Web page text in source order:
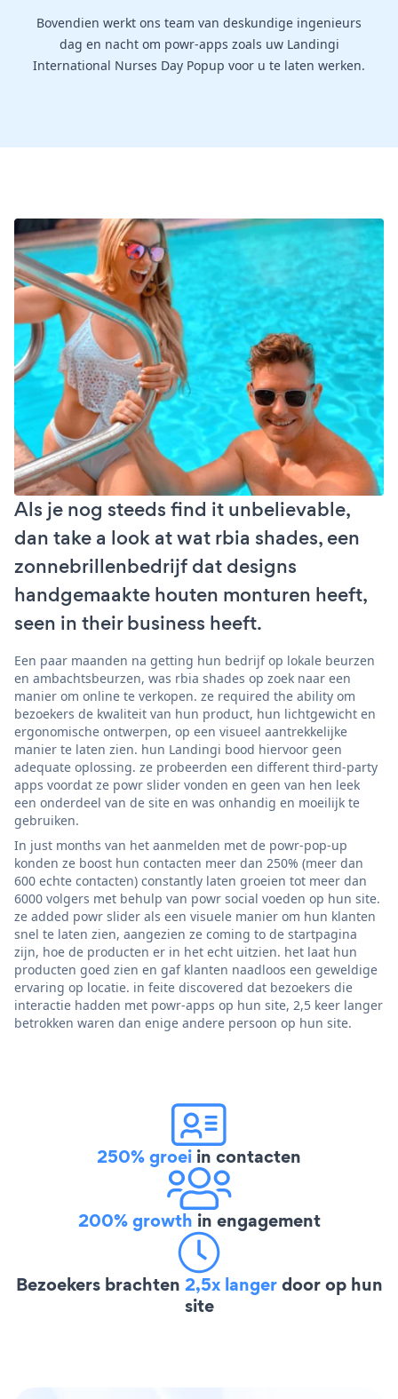
Bovendien werkt ons team van deskundige ingenieurs
dag en nacht om powr-apps zoals uw Landingi
International Nurses Day Popup voor u te laten werken.
Als je nog steeds find it unbelievable,
dan take a look at wat rbia shades, een
zonnebrillenbedrijf dat designs
handgemaakte houten monturen heeft,
seen in their business heeft.
Een paar maanden na getting hun bedrijf op lokale beurzen
en ambachtsbeurzen, was rbia shades op zoek naar een
manier om online te verkopen. ze required the ability om
bezoekers de kwaliteit van hun product, hun lichtgewicht en
ergonomische ontwerpen, op een visueel aantrekkelijke
manier te laten zien. hun Landingi bood hiervoor geen
adequate oplossing. ze probeerden een different third-party
apps voordat ze powr slider vonden en geen van hen leek
een onderdeel van de site en was onhandig en moeilijk te
gebruiken.
In just months van het aanmelden met de powr-pop-up
konden ze boost hun contacten meer dan 250% (meer dan
600 echte contacten) constantly laten groeien tot meer dan
6000 volgers met behulp van powr social voeden op hun site.
ze added powr slider als een visuele manier om hun klanten
snel te laten zien, aangezien ze coming to de startpagina
zijn, hoe de producten er in het echt uitzien. het laat hun
producten goed zien en gaf klanten naadloos een geweldige
ervaring op locatie. in feite discovered dat bezoekers die
interactie hadden met powr-apps op hun site, 2,5 keer langer
betrokken waren dan enige andere persoon op hun site.
250% groei in contacten
200% growth in engagement
Bezoekers brachten 2,5x langerdoor op hun
site